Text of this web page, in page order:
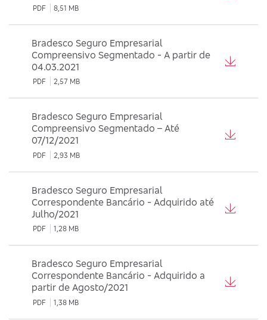
PDF 8,51 MB
Bradesco Seguro Empresarial
Compreensivo Segmentado - A partir de
04.03.2021
PDF 2,57 MB
Bradesco Seguro Empresarial
Compreensivo Segmentado – Até
07/12/2021
PDF 2,93 MB
Bradesco Seguro Empresarial
Correspondente Bancário - Adquirido até
Julho/2021
PDF 1,28 MB
Bradesco Seguro Empresarial
Correspondente Bancário - Adquirido a
partir de Agosto/2021
PDF 1,38 MB